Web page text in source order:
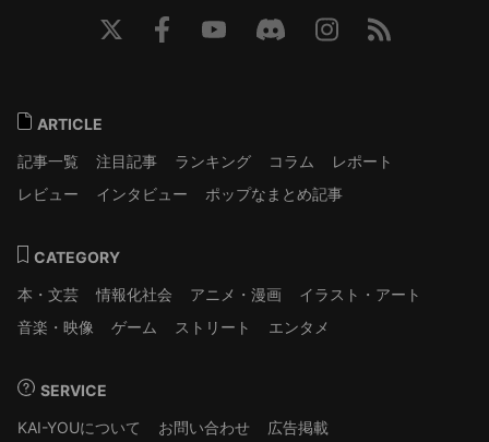
ARTICLE
記事一覧
注目記事 ランキング コラム
レポート
レビュー
インタビュー ポップなまとめ記事
CATEGORY
本・文芸
情報化社会 アニメ・漫画
イラスト・アート
音楽・映像
ゲーム ストリート エンタメ
SERVICE
KAI-YOUについて
お問い合わせ 広告掲載